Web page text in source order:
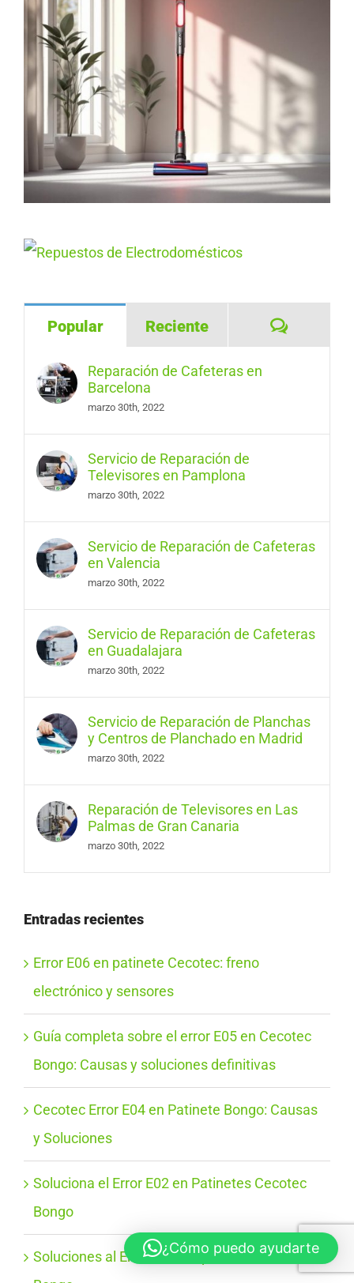
Popular Reciente
Reparación de Cafeteras en
Barcelona
marzo 30th, 2022
Servicio de Reparación de
Televisores en Pamplona
marzo 30th, 2022
Servicio de Reparación de Cafeteras
en Valencia
marzo 30th, 2022
Servicio de Reparación de Cafeteras
en Guadalajara
marzo 30th, 2022
Servicio de Reparación de Planchas
y Centros de Planchado en Madrid
marzo 30th, 2022
Reparación de Televisores en Las
Palmas de Gran Canaria
marzo 30th, 2022
Entradas recientes
Error E06 en patinete Cecotec: freno
electrónico y sensores
Guía completa sobre el error E05 en Cecotec
Bongo: Causas y soluciones definitivas
Cecotec Error E04 en Patinete Bongo: Causas
y Soluciones
Soluciona el Error E02 en Patinetes Cecotec
Bongo
Soluciones al Error E01 del patinete Cecotec
¿Cómo puedo ayudarte